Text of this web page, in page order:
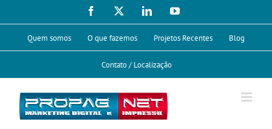
conteúdo
Facebook LinkedInYouTube
Quem somos O que fazemos Projetos Recentes Blog
Contato / Localização